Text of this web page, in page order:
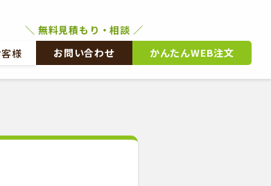
様 お問い合わせ かんたんWEB注文